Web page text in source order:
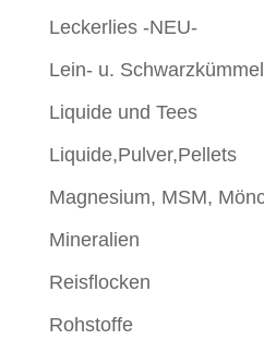
Leckerlies -NEU-
Lein- u.
Liquide und Tees
Liquide,Pulver,Pellets
Magnesium, MSM,
Mineralien
Reisflocken
Rohstoffe